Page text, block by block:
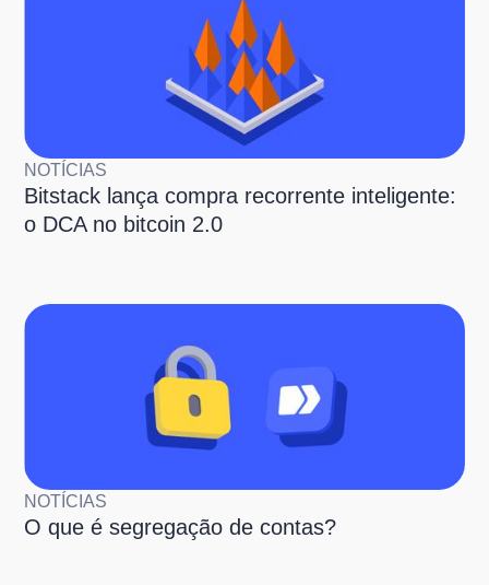
NOTÍCIAS
Bitstack lança compra recorrente inteligente:
o DCA no bitcoin 2.0
NOTÍCIAS
O que é segregação de contas?